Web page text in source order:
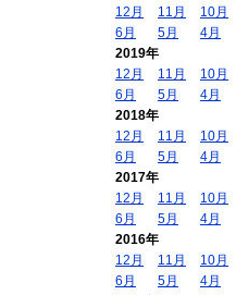
12月
11月 10月
6月
5月 4月
2019年
12月
11月 10月
6月
5月 4月
2018年
12月
11月 10月
6月
5月 4月
2017年
12月
11月 10月
6月
5月 4月
2016年
12月
11月 10月
6月
5月 4月